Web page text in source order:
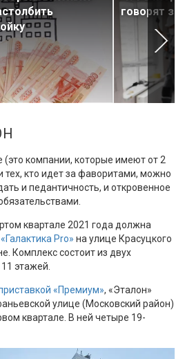
говорят
компании, которые имеют от 2
тех, кто идет за фаворитами, можно
и педантичность, и откровенное
квартале 2021 года должна
Pro» на улице Красуцкого
Комплекс состоит из двух
этажей.
«Премиум», «Эталон»
улице (Московский район)
квартале. В ней четыре 19-